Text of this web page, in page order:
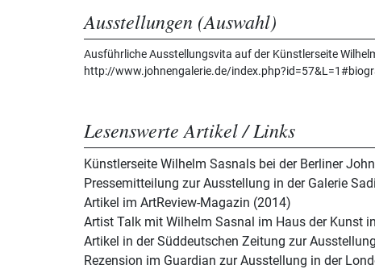
Ausstellungen (Auswahl)
Ausführliche Ausstellungsvita auf der Künstlerseite
http://www.johnengalerie.de/
Lesenswerte Artikel / Links
Künstlerseite Wilhelm Sasnals bei der Berliner
Pressemitteilung zur Ausstellung in der Galerie
Artikel im ArtReview-Magazin (2014)
Artist Talk mit Wilhelm Sasnal im Haus der Kunst
Artikel in der Süddeutschen Zeitung zur
Rezension im Guardian zur Ausstellung in der